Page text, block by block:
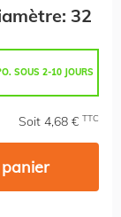
32
SOUS 2-10 JOURS
Soit 4,68 € TTC